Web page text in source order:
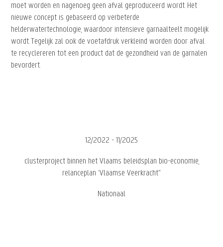
moet worden en nagenoeg geen afval geproduceerd wordt. Het
nieuwe concept is gebaseerd op verbeterde
helderwatertechnologie, waardoor intensieve garnaalteelt mogelijk
wordt. Tegelijk zal ook de voetafdruk verkleind worden door afval
te recyclereren tot een product dat de gezondheid van de garnalen
bevordert.
12/2022 - 11/2025
clusterproject binnen het Vlaams beleidsplan bio-economie,
relanceplan ‘Vlaamse Veerkracht"
Nationaal